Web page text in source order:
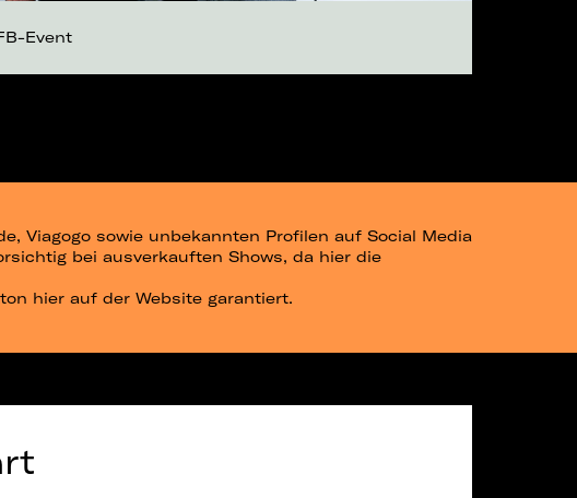
Event
Viagogo sowie unbekannten Profilen auf Social Media
bei ausverkauften Shows, da hier die
hier auf der Website garantiert.